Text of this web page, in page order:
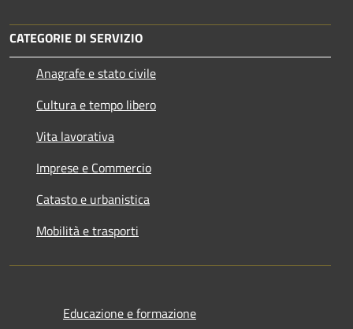
CATEGORIE DI SERVIZIO
Anagrafe e stato civile
Cultura e tempo libero
Vita lavorativa
Imprese e Commercio
Catasto e urbanistica
Mobilità e trasporti
Educazione e formazione